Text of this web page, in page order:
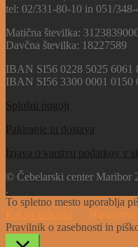
tel: 02/331-80-10 in 051/348-
Matična številka:
Davčna številka: 18227589
IBAN SI56 0228 5025 6061
IBAN SI56 3300 0001 0150
Splošni pogoji
Pakiranje in dostava
Izjava o varstvu podatkov v
© Čebelarski center Maribor
.
To spletno mesto uporablja
Kaj so piškotki
Pravilnik o zasebnosti in